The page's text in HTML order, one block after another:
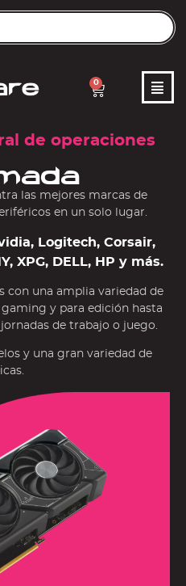
0
de operaciones
las mejores marcas de
en un solo lugar.
Logitech, Corsair,
XPG, DELL, HP y más.
con una amplia variedad de
y para edición hasta
de trabajo o juego.
y una gran variedad de